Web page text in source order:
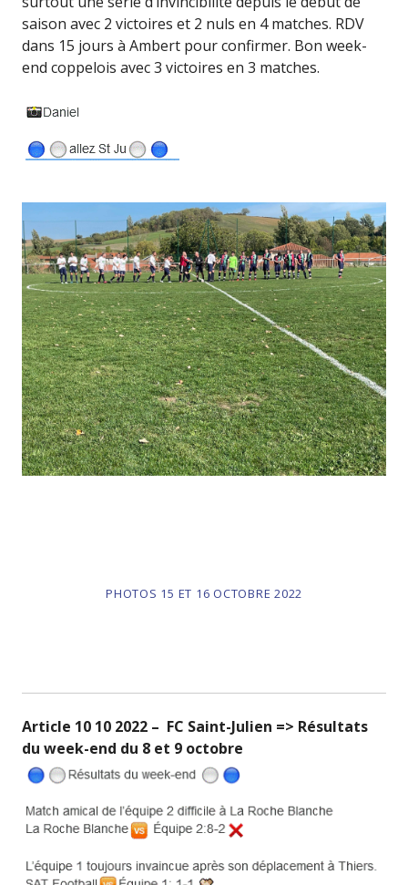
saison avec 2 victoires et 2 nuls en 4 matches. RDV
dans 15 jours à Ambert pour confirmer. Bon week-
end coppelois avec 3 victoires en 3 matches.
PHOTOS 15 ET 16 OCTOBRE 2022
Article 10 10 2022 – FC Saint-Julien => Résultats
du week-end du 8 et 9 octobre